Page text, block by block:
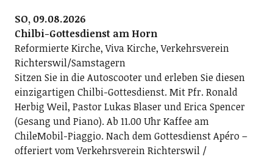
SO, 09.08.2026
Chilbi-Gottesdienst am Horn
Reformierte Kirche, Viva Kirche, Verkehrsverein
Richterswil/Samstagern
Sitzen Sie in die Autoscooter und erleben Sie diesen
einzigartigen Chilbi-Gottesdienst. Mit Pfr. Ronald
Herbig Weil, Pastor Lukas Blaser und Erica Spencer
(Gesang und Piano). Ab 11.00 Uhr Kaffee am
ChileMobil-Piaggio. Nach dem Gottesdienst Apéro –
offeriert vom Verkehrsverein Richterswil /